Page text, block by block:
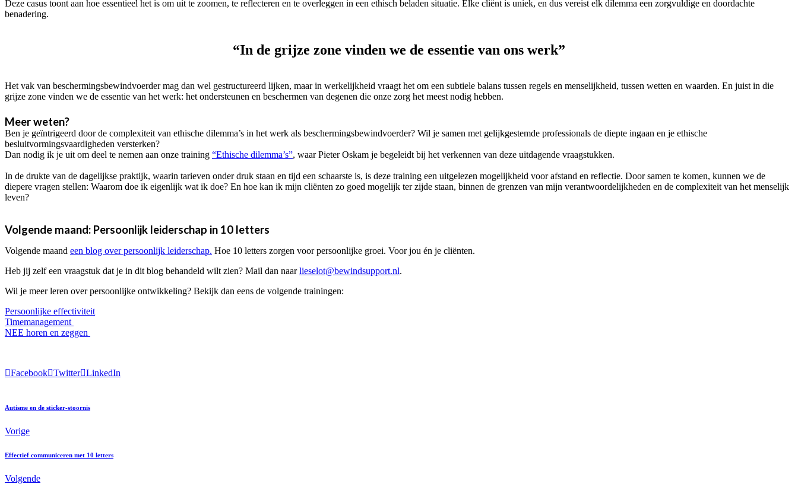
Deze casus toont aan hoe essentieel het is om uit te zoomen, te reflecteren en te overleggen in een ethisch beladen situatie. Elke cliënt is uniek, en dus vereist elk dilemma een zorgvuldige en doordachte
benadering.
“In de grijze zone vinden we de essentie van ons werk”
Het vak van beschermingsbewindvoerder mag dan wel gestructureerd lijken, maar in werkelijkheid vraagt het om een subtiele balans tussen regels en menselijkheid, tussen wetten en waarden. En juist in die
grijze zone vinden we de essentie van het werk: het ondersteunen en beschermen van degenen die onze zorg het meest nodig hebben.
Meer weten?
Ben je geïntrigeerd door de complexiteit van ethische dilemma’s in het werk als beschermingsbewindvoerder? Wil je samen met gelijkgestemde professionals de diepte ingaan en je ethische
besluitvormingsvaardigheden versterken?
Dan nodig ik je uit om deel te nemen aan onze training “Ethische dilemma’s”, waar Pieter Oskam je begeleidt bij het verkennen van deze uitdagende vraagstukken.
In de drukte van de dagelijkse praktijk, waarin tarieven onder druk staan en tijd een schaarste is, is deze training een uitgelezen mogelijkheid voor afstand en reflectie. Door samen te komen, kunnen we de
diepere vragen stellen: Waarom doe ik eigenlijk wat ik doe? En hoe kan ik mijn cliënten zo goed mogelijk ter zijde staan, binnen de grenzen van mijn verantwoordelijkheden en de complexiteit van het menselijk
leven?
Volgende maand: Persoonlijk leiderschap in 10 letters
Volgende maand een blog over persoonlijk leiderschap. Hoe 10 letters zorgen voor persoonlijke groei. Voor jou én je cliënten.
Heb jij zelf een vraagstuk dat je in dit blog behandeld wilt zien? Mail dan naarlieselot@bewindsupport.nl.
Wil je meer leren over persoonlijke ontwikkeling? Bekijk dan eens de volgende trainingen:
Persoonlijke effectiviteit
Timemanagement
NEE horen en zeggen
Facebook Twitter LinkedIn
Autisme en de sticker-stoornis
Vorige
Effectief communiceren met 10 letters
Volgende